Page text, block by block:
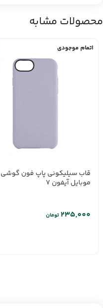
محصولات مشابه
اتمام موجودی
قاب سیلیکونی پاپ فون گوشی
موبایل آیفون 7
تومان